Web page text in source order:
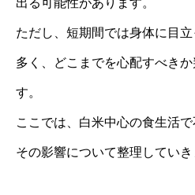
ただし、短期間では身体に目
多く、どこまでを心配すべき
す。
ここでは、白米中心の食生活で
その影響について整理していき